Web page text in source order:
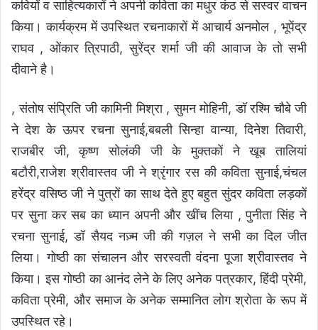
कवियों व साहित्यकारों ने अपनी कविता का मधुर कंठ से सस्वर वाचन
किया। कार्यक्रम में उपस्थित रचनाकारों में आचार्य अनमोल , भूपेंद्र
राघव , ओंकार त्रिपाठी, सुरेंद्र शर्मा जी की आवाज के तो सभी
दीवाने है।
, संतोष संप्रिति जी कामिनी मिश्रा , सुमन मोहिनी, डॉ रश्मि चौबे जी
ने देश के ऊपर रचना सुनाई,बबली सिन्हा वान्या, दिनेश तिवारी,
राजबीर जी, कृष्ण सोलंकी जी के मुक्तकों ने खूब तालियां
बटौरी,राजेश श्रीवास्तव जी ने श्रृंगार रस की कविता सुनाई,चंचल
हरेंद्र वसिष्ठ जी ने पुत्रों का साथ देते हुए बहुत सुंदर कविता लड़कों
पर सुना कर सब का ध्यान अपनी और खींच लिया , पुनीता सिंह ने
रचना सुनाई, डॉ सैयद नज़्म जी की गज़ल ने सभी का दिल जीत
लिया। गोष्ठी का संचालन और सरस्वती वंदना पूजा श्रीवास्तव ने
किया। इस गोष्ठी का आनंद लेने के लिए अनेक पत्रकार, हिंदी प्रेमी,
कविता प्रेमी, और समाज के अनेक सम्मानित लोग श्रोता के रूप में
उपस्थित रहे।